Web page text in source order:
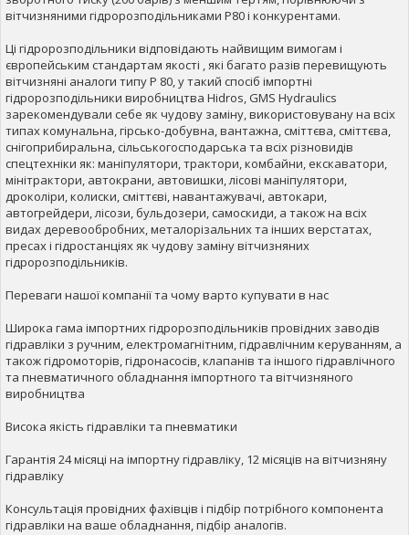
вітчизняними гідророзподільниками Р80 і конкурентами.
Ці гідророзподільники відповідають найвищим вимогам і
європейським стандартам якості , які багато разів перевищують
вітчизняні аналоги типу Р 80, у такий спосіб імпортні
гідророзподільники виробництва Hidros, GMS Hydraulics
зарекомендували себе як чудову заміну, використовувану на всіх
типах комунальна, гірсько-добувна, вантажна, сміттєва, сміттєва,
снігоприбиральна, сільськогосподарська та всіх різновидів
спецтехніки як: маніпулятори, трактори, комбайни, екскаватори,
мінітрактори, автокрани, автовишки, лісові маніпулятори,
дроколіри, колиски, сміттєві, навантажувачі, автокари,
автогрейдери, лісози, бульдозери, самоскиди, а також на всіх
видах деревообробних, металорізальних та інших верстатах,
пресах і гідростанціях як чудову заміну вітчизняних
гідророзподільників.
Переваги нашої компанії та чому варто купувати в нас
Широка гама імпортних гідророзподільників провідних заводів
гідравліки з ручним, електромагнітним, гідравлічним керуванням, а
також гідромоторів, гідронасосів, клапанів та іншого гідравлічного
та пневматичного обладнання імпортного та вітчизняного
виробництва
Висока якість гідравліки та пневматики
Гарантія 24 місяці на імпортну гідравліку, 12 місяців на вітчизняну
гідравліку
Консультація провідних фахівців і підбір потрібного компонента
гідравліки на ваше обладнання, підбір аналогів.